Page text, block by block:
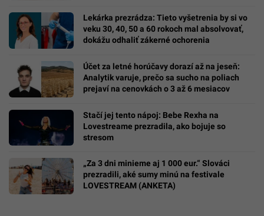
Lekárka prezrádza: Tieto vyšetrenia by si vo
veku 30, 40, 50 a 60 rokoch mal absolvovať,
dokážu odhaliť zákerné ochorenia
Účet za letné horúčavy dorazí až na jeseň:
Analytik varuje, prečo sa sucho na poliach
prejaví na cenovkách o 3 až 6 mesiacov
Stačí jej tento nápoj: Bebe Rexha na
Lovestreame prezradila, ako bojuje so
stresom
„Za 3 dni minieme aj 1 000 eur.“ Slováci
prezradili, aké sumy minú na festivale
LOVESTREAM (ANKETA)